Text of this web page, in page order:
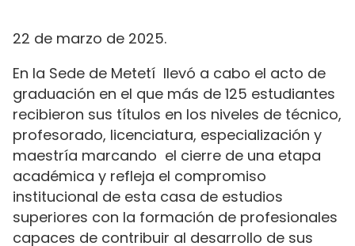
22 de marzo de 2025.
En la Sede de Metetí llevó a cabo el acto de
graduación en el que más de 125 estudiantes
recibieron sus títulos en los niveles de técnico,
profesorado, licenciatura, especialización y
maestría marcando el cierre de una etapa
académica y refleja el compromiso
institucional de esta casa de estudios
superiores con la formación de profesionales
capaces de contribuir al desarrollo de sus